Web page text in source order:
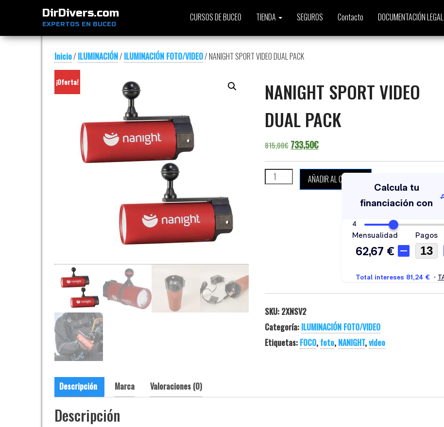
DirDivers.com
EXPERTOS EN BUCEO
CURSOS DE BUCEO TIENDA SEGUROS Contacto DOCUMENTACIÓN LEGAL
Inicio/ ILUMINACIÓN/ ILUMINACIÓN FOTO/VIDEO/ NANIGHT SPORT VIDEO DUAL PACK
¡Oferta!
NANIGHT SPORT VIDEO
DUAL PACK
815,00€ El precio original era: 815,00€.
733,50€El precio actual es: 733,50€.
NANIGHT SPORT VIDEO DUAL PACK cantidad
AÑADIR AL CARRITO
SKU: 2XNSV2
Categoría: ILUMINACIÓN FOTO/VIDEO
Etiquetas: FOCO, foto, NANIGHT,video
Descripción Marca Valoraciones (0)
Descripción